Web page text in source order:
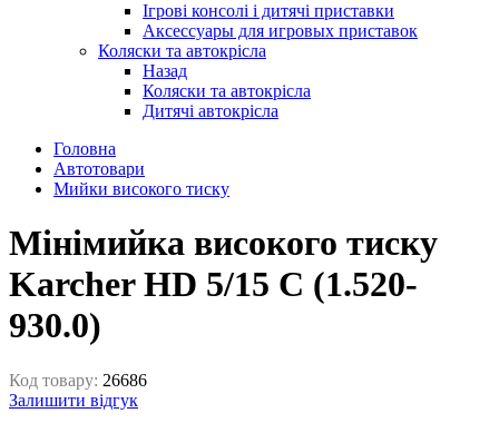
Ігрові консолі і дитячі приставки
Аксессуары для игровых приставок
Коляски та автокрісла
Назад
Коляски та автокрісла
Дитячі автокрісла
Головна
Автотовари
Мийки високого тиску
Мінімийка високого тиску
Karcher HD 5/15 C (1.520-
930.0)
Код товару: 26686
Залишити відгук